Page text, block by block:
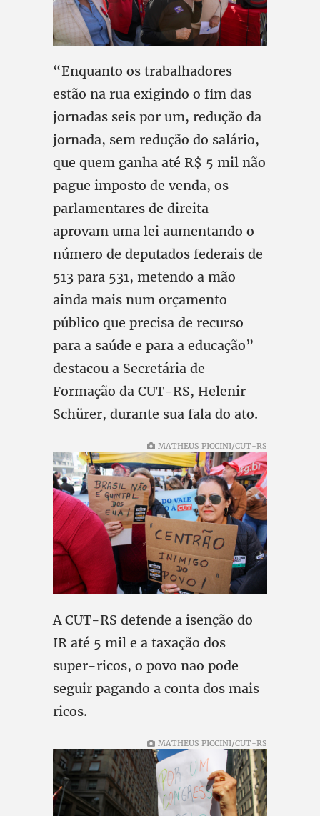
“Enquanto os trabalhadores
estão na rua exigindo o fim das
jornadas seis por um, redução da
jornada, sem redução do salário,
que quem ganha até R$ 5 mil não
pague imposto de venda, os
parlamentares de direita
aprovam uma lei aumentando o
número de deputados federais de
513 para 531, metendo a mão
ainda mais num orçamento
público que precisa de recurso
para a saúde e para a educação”
destacou a Secretária de
Formação da CUT-RS, Helenir
Schürer, durante sua fala do ato.
MATHEUS PICCINI/CUT-RS
A CUT-RS defende a isenção do
IR até 5 mil e a taxação dos
super-ricos, o povo nao pode
seguir pagando a conta dos mais
ricos.
MATHEUS PICCINI/CUT-RS